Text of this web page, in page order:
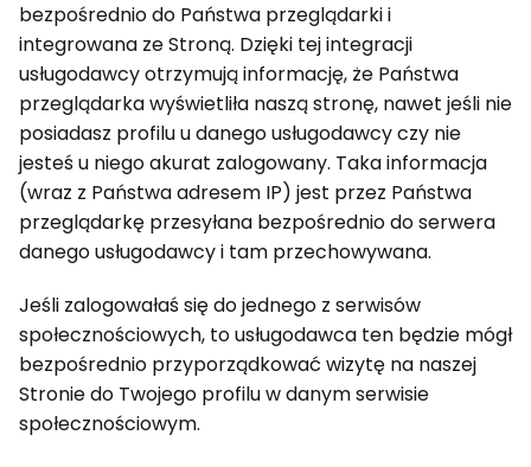
bezpośrednio do Państwa przeglądarki i
integrowana ze Stroną. Dzięki tej integracji
usługodawcy otrzymują informację, że Państwa
przeglądarka wyświetliła naszą stronę, nawet jeśli nie
posiadasz profilu u danego usługodawcy czy nie
jesteś u niego akurat zalogowany. Taka informacja
(wraz z Państwa adresem IP) jest przez Państwa
przeglądarkę przesyłana bezpośrednio do serwera
danego usługodawcy i tam przechowywana.
Jeśli zalogowałaś się do jednego z serwisów
społecznościowych, to usługodawca ten będzie mógł
bezpośrednio przyporządkować wizytę na naszej
Stronie do Twojego profilu w danym serwisie
społecznościowym.